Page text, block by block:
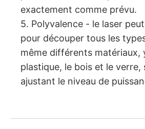
exactement comme prévu.
5. Polyvalence - le laser
pour découper tous les
même différents matériaux,
plastique, le bois et le verre,
ajustant le niveau de